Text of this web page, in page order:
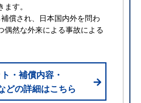
す。
償され、日本国内外を問わ
偶然な外来による事故による
・補償内容・
どの詳細はこちら